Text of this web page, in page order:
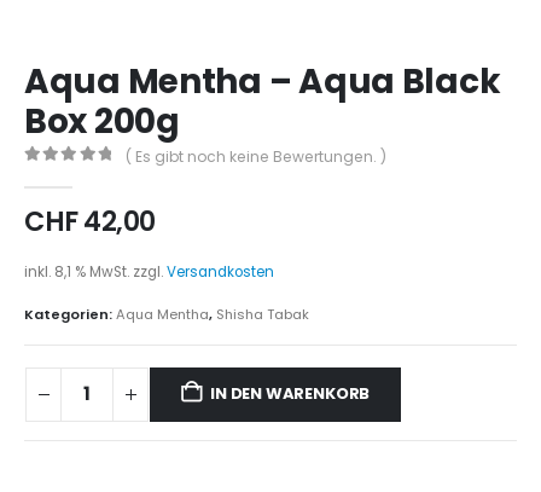
Aqua Mentha – Aqua Black
Box 200g
( Es gibt noch keine Bewertungen. )
CHF42,00
inkl. 8,1 % MwSt. zzgl.Versandkosten
Kategorien:Aqua Mentha, Shisha Tabak
IN DEN WARENKORB